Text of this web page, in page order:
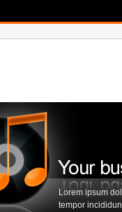
Lorem ipsum
tempor